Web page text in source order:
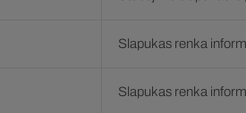
Slapukas renka
Slapukas renka